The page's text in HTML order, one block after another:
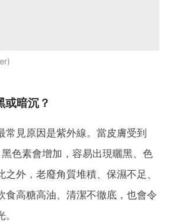
或暗沉？
常見原因是紫外線。當皮膚受到
色素會增加，容易出現曬黑、色
外，老廢角質堆積、保濕不足、
食高糖高油、清潔不徹底，也會令